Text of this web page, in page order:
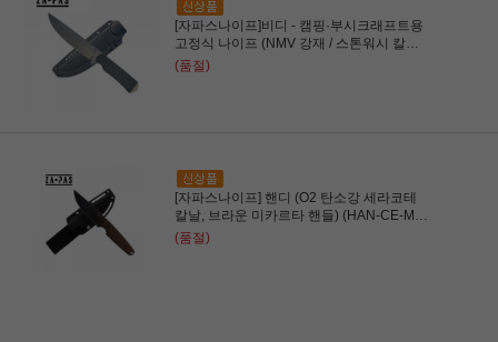
[자파스나이프]비디 - 캠핑·부시크래프트용
고정식 나이프 (NMV 강재 / 스톤워시 칼날 /
블랙 G10 핸들) (VD-ST-G10-BL)
(품절)
[자파스나이프] 핸디 (O2 탄소강 세라코테
칼날, 브라운 미카르타 핸들) (HAN-CE-M-
BR)
(품절)